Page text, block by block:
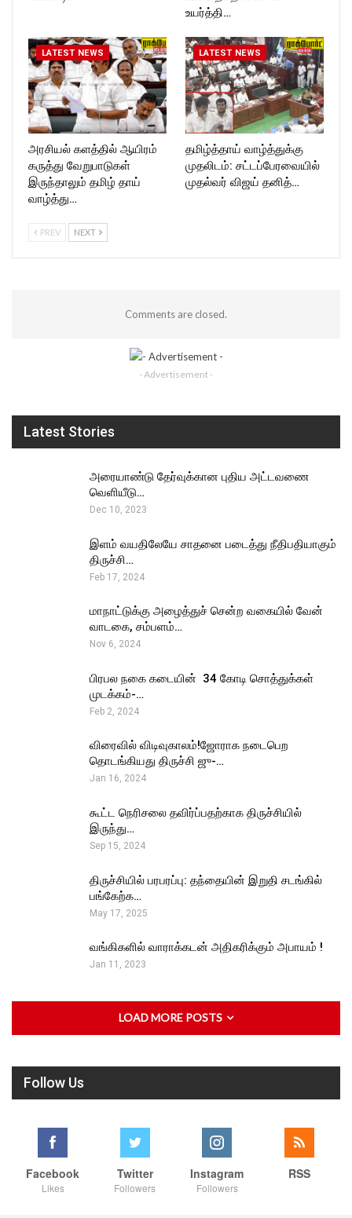
உயர்த்தி…
LATEST NEWS
அரசியல் களத்தில் ஆயிரம்
கருத்து வேறுபாடுகள்
இருந்தாலும் தமிழ் தாய்
வாழ்த்து…
LATEST NEWS
தமிழ்த்தாய் வாழ்த்துக்கு
முதலிடம்: சட்டப்பேரவையில்
முதல்வர் விஜய் தனித்…
PREV NEXT
Comments are closed.
- Advertisement -
Latest Stories
அரையாண்டு தேர்வுக்கான புதிய அட்டவணை
வெளியீடு…
Dec 10, 2023
இளம் வயதிலேயே சாதனை படைத்து நீதிபதியாகும்
திருச்சி…
Feb 17, 2024
மாநாட்டுக்கு அழைத்துச் சென்ற வகையில் வேன்
வாடகை, சம்பளம்…
Nov 6, 2024
பிரபல நகை கடையின் ₹ 34 கோடி சொத்துக்கள்
முடக்கம்-…
Feb 2, 2024
விரைவில் விடிவுகாலம்!ஜோராக நடைபெற
தொடங்கியது திருச்சி ஜு-…
Jan 16, 2024
கூட்ட நெரிசலை தவிர்ப்பதற்காக திருச்சியில்
இருந்து…
Sep 15, 2024
திருச்சியில் பரபரப்பு: தந்தையின் இறுதி சடங்கில்
பங்கேற்க…
May 17, 2025
வங்கிகளில் வாராக்கடன் அதிகரிக்கும் அபாயம் !
Jan 11, 2023
LOAD MORE POSTS
Follow Us
Facebook
Likes
Twitter
Followers
Instagram
Followers
RSS